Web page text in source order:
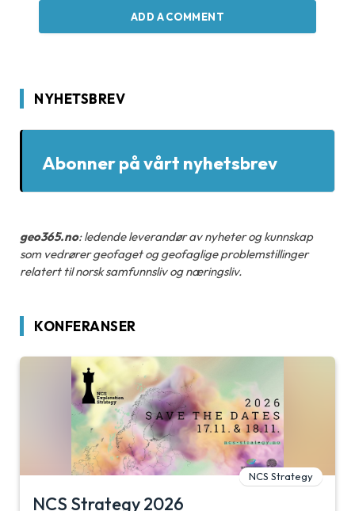
ADD A COMMENT
NYHETSBREV
Abonner på vårt nyhetsbrev
geo365.no: ledende leverandør av nyheter og kunnskap
som vedrører geofaget og geofaglige problemstillinger
relatert til norsk samfunnsliv og næringsliv.
KONFERANSER
NCS Strategy
NCS Strategy 2026